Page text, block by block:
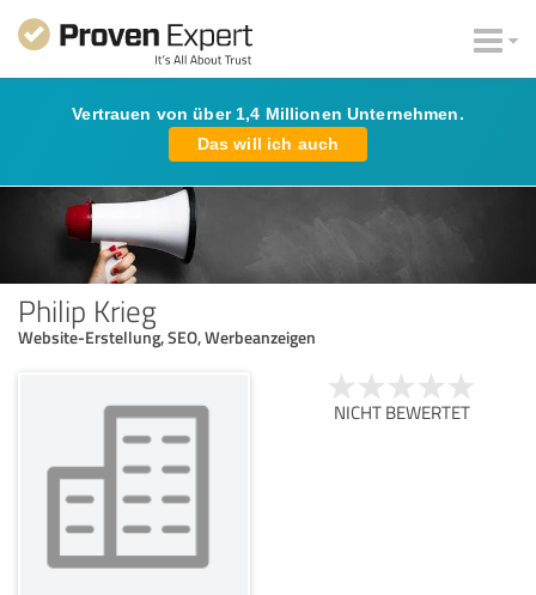
Vertrauen von über 1,4 Millionen Unternehmen.
Das will ich auch
Philip Krieg
Website-Erstellung, SEO, Werbeanzeigen
NICHT BEWERTET